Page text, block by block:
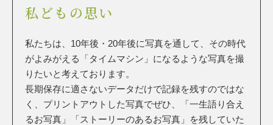
私どもの思い
私たちは、10年後・20年後に写真を通して、その時代
がよみがえる「タイムマシン」になるような写真を撮
りたいと考えております。
長期保存に適さないデータだけで記録を残すのではな
く、プリントアウトした写真でぜひ、「一生語り合え
るお写真」「ストーリーのあるお写真」を残していた